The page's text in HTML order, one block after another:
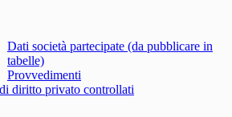
Dati società partecipate (da pubblicare in
tabelle)
Provvedimenti
diritto privato controllati